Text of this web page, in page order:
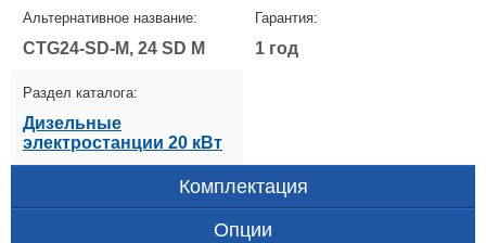
Альтернативное название:
CTG24-SD-M, 24 SD M
Гарантия:
1 год
Раздел каталога:
Дизельные
электростанции 20 кВт
Комплектация
Опции